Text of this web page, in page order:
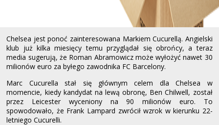
Chelsea jest ponoć zainteresowana Markiem Cucurellą. Angielski
klub już kilka miesięcy temu przyglądał się obrońcy, a teraz
media sugerują, że Roman Abramowicz może wyłożyć nawet 30
milionów euro za byłego zawodnika FC Barcelony.
Marc Cucurella stał się głównym celem dla Chelsea w
momencie, kiedy kandydat na lewą obronę, Ben Chilwell, został
przez Leicester wyceniony na 90 milionów euro. To
spowodowało, że Frank Lampard zwrócił wzrok w kierunku 22-
letniego Cucurelli.